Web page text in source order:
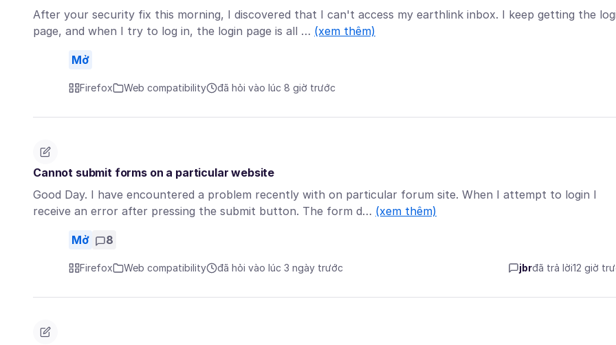
After your security fix this morning, I discovered that I can't access my earthlink inbox. I keep getting the
page, and when I try to log in, the login page is all … (xem thêm)
Mở
Firefox Web compatibility đã hỏi vào lúc 8 giờ trước
Cannot submit forms on a particular website
Good Day. I have encountered a problem recently with on particular forum site. When I attempt to login I
receive an error after pressing the submit button. The form d… (xem thêm)
Mở 8
Firefox Web compatibility đã hỏi vào lúc 3 ngày trước jbrđã trả lời12 giờ